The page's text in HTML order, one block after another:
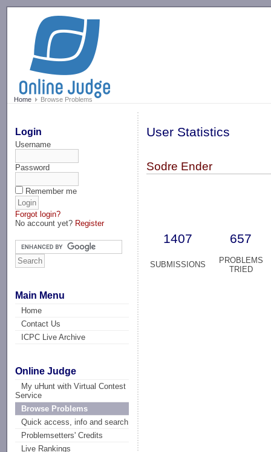
Home Browse Problems
Login
Username
Password
Remember me
Forgot login?
No account yet? Register
Main Menu
Home
Contact Us
ICPC Live Archive
Online Judge
My uHunt with Virtual Contest
Service
Browse Problems
Quick access, info and search
Problemsetters' Credits
Live Rankings
User Statistics
Sodre Ender
1407 657
SUBMISSIONS
PROBLEMS
TRIED